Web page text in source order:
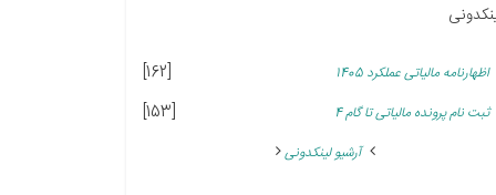
اظهارنامه مالیاتی عملکرد 1405 [162]
ثبت نام پرونده مالیاتی تا گام 4 [153]
آرشیو لینکدونی